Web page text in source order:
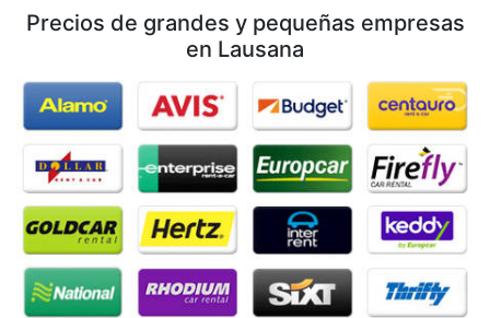
Precios de grandes y pequeñas empresas
en Lausana